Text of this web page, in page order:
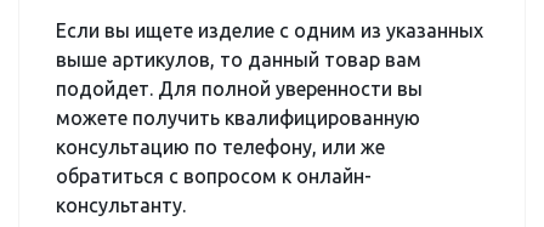
Если вы ищете изделие с одним из указанных
выше артикулов, то данный товар вам
подойдет. Для полной уверенности вы
можете получить квалифицированную
консультацию по телефону, или же
обратиться с вопросом к онлайн-
консультанту.